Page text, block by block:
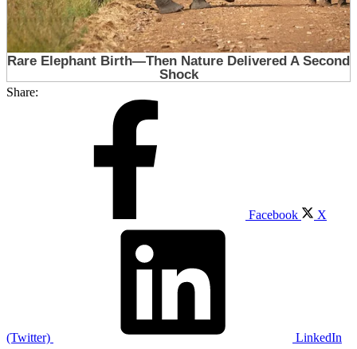
Share:
Facebook X
(Twitter) LinkedIn